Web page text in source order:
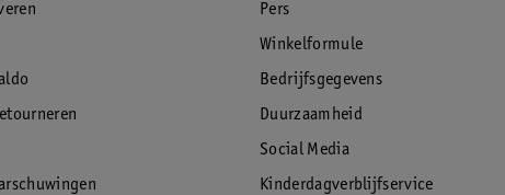
Pers
Winkelformule
Bedrijfsgegevens
Duurzaamheid
Social Media
Kinderdagverblijfservice